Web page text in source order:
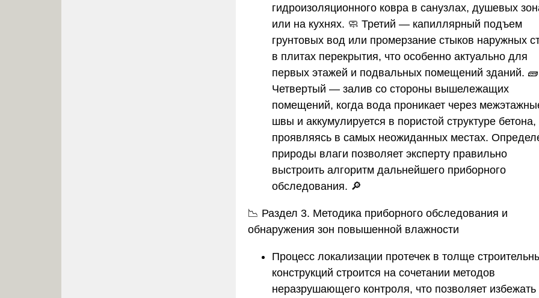
гидроизоляционного ковра в санузлах, душевых
или на кухнях. 🧼 Третий — капиллярный подъем
грунтовых вод или промерзание стыков наружных
в плитах перекрытия, что особенно актуально для
первых этажей и подвальных помещений зданий. 🧱
Четвертый — залив со стороны вышележащих
помещений, когда вода проникает через
швы и аккумулируется в пористой структуре бетона,
проявляясь в самых неожиданных местах.
природы влаги позволяет эксперту правильно
выстроить алгоритм дальнейшего приборного
обследования. 🔎
📉 Раздел 3. Методика приборного обследования и
обнаружения зон повышенной влажности
Процесс локализации протечек в толще
конструкций строится на сочетании методов
неразрушающего контроля, что позволяет избежать